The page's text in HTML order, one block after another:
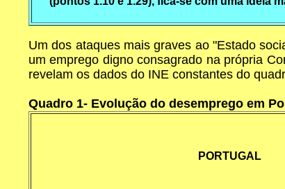
Um dos ataques mais graves ao "Estado
um emprego digno consagrado na própria
revelam os dados do INE constantes do
Quadro 1- Evolução do desemprego em
PORTUGAL